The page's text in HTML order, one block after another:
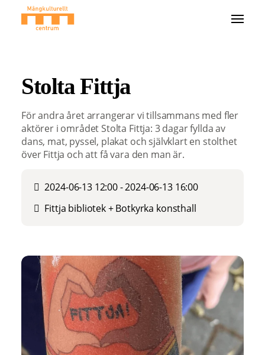
Stolta Fittja
För andra året arrangerar vi tillsammans med fler
aktörer i området Stolta Fittja: 3 dagar fyllda av
dans, mat, pyssel, plakat och självklart en stolthet
över Fittja och att få vara den man är.
2024-06-13 12:00 - 2024-06-13 16:00
Fittja bibliotek + Botkyrka konsthall